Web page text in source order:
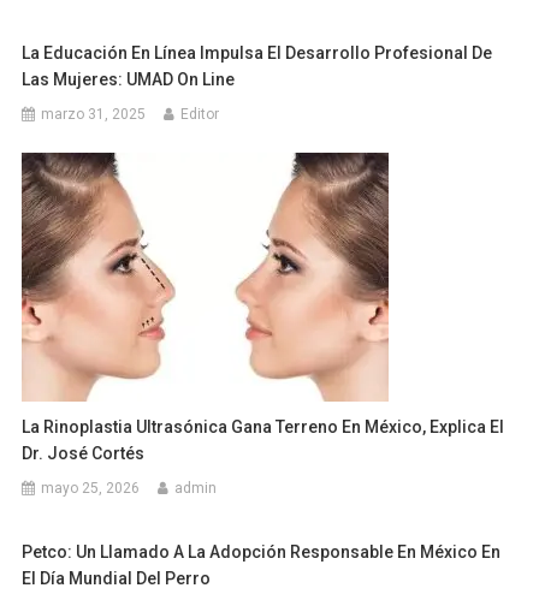
La Educación En Línea Impulsa El Desarrollo Profesional De
Las Mujeres: UMAD On Line
marzo 31, 2025 Editor
La Rinoplastia Ultrasónica Gana Terreno En México, Explica El
Dr. José Cortés
mayo 25, 2026 admin
Petco: Un Llamado A La Adopción Responsable En México En
El Día Mundial Del Perro